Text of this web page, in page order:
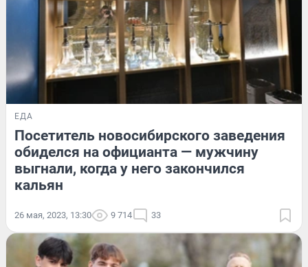
ЕДА
Посетитель новосибирского заведения
обиделся на официанта — мужчину
выгнали, когда у него закончился
кальян
26 мая, 2023, 13:30 9 714 33